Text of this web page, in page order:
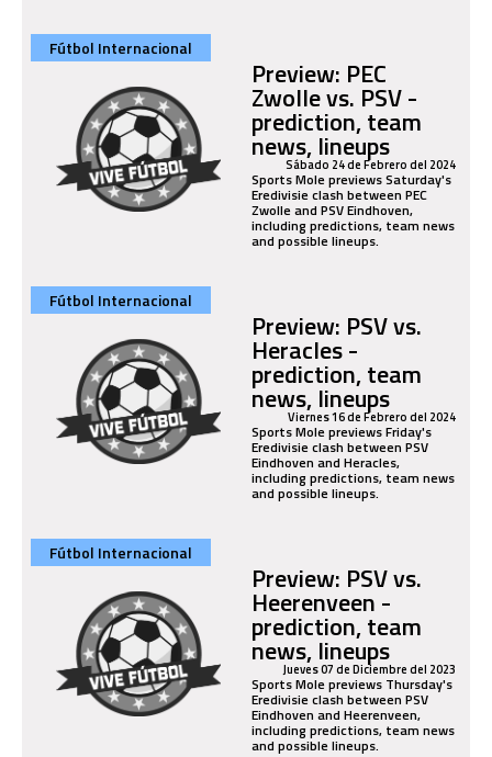
Fútbol Internacional
Preview: PEC
Zwolle vs. PSV -
prediction, team
news, lineups
Sábado 24 de Febrero del 2024
Sports Mole previews Saturday's
Eredivisie clash between PEC
Zwolle and PSV Eindhoven,
including predictions, team news
and possible lineups.
Fútbol Internacional
Preview: PSV vs.
Heracles -
prediction, team
news, lineups
Viernes 16 de Febrero del 2024
Sports Mole previews Friday's
Eredivisie clash between PSV
Eindhoven and Heracles,
including predictions, team news
and possible lineups.
Fútbol Internacional
Preview: PSV vs.
Heerenveen -
prediction, team
news, lineups
Jueves 07 de Diciembre del 2023
Sports Mole previews Thursday's
Eredivisie clash between PSV
Eindhoven and Heerenveen,
including predictions, team news
and possible lineups.